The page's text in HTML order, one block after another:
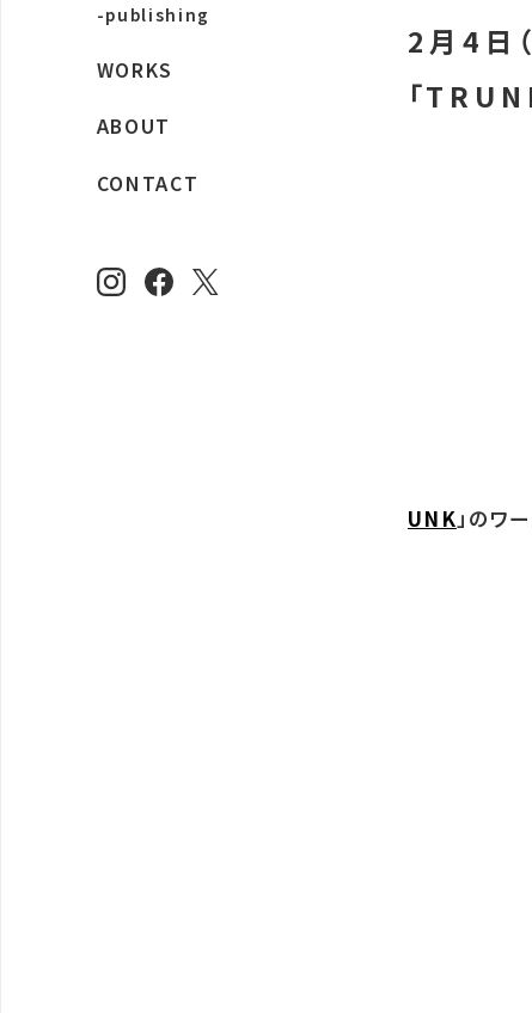
-publishing
WORKS
ABOUT
CONTACT
2月4日
「
UNK」のワ